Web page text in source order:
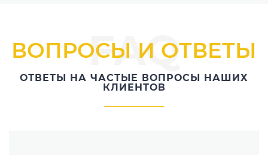
FAQ
ВОПРОСЫ И ОТВЕТЫ
ОТВЕТЫ НА ЧАСТЫЕ ВОПРОСЫ НАШИХ
КЛИЕНТОВ